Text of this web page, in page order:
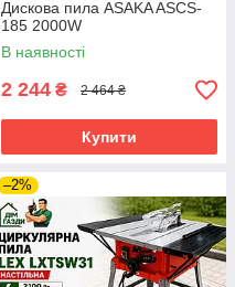
Дискова пила ASAKA ASCS-
185 2000W
В наявності
2 244 ₴ 2 464 ₴
Купити
–2%